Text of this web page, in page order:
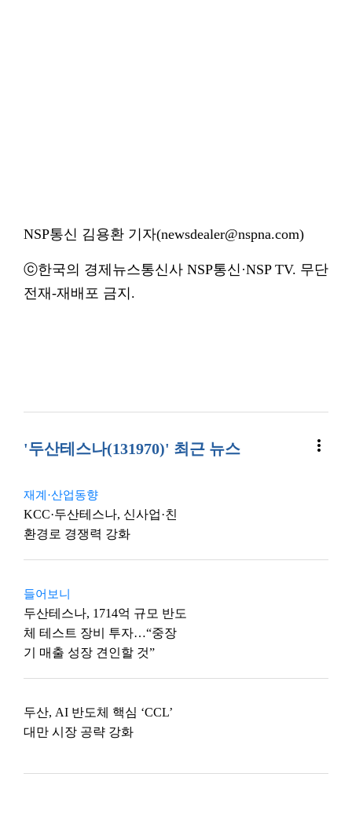
NSP통신 김용환 기자(newsdealer@nspna.com)
ⓒ한국의 경제뉴스통신사 NSP통신·NSP TV. 무단
전재-재배포 금지.
'두산테스나(131970)' 최근 뉴스 more_vert
재계·산업동향
KCC·두산테스나, 신사업·친
환경로 경쟁력 강화
들어보니
두산테스나, 1714억 규모 반도
체 테스트 장비 투자…“중장
기 매출 성장 견인할 것”
두산, AI 반도체 핵심 ‘CCL’
대만 시장 공략 강화